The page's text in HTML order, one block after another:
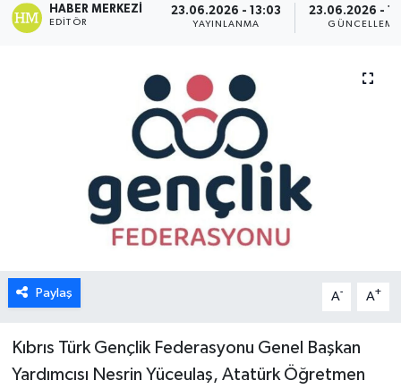
HABER MERKEZI
EDITÖR
23.06.2026 - 13:03
YAYINLANMA
23.06.2026 -
GÜNCELLEME
Paylaş A- A+
Kıbrıs Türk Gençlik Federasyonu Genel Başkan
Yardımcısı Nesrin Yüceulaş, Atatürk Öğretmen
GÜNEY KIBRIS
İÇ HABERLER
LEFKOŞA